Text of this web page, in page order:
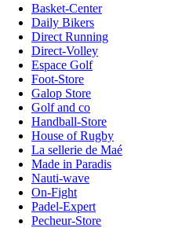
Basket-Center
Daily Bikers
Direct Running
Direct-Volley
Espace Golf
Foot-Store
Galop Store
Golf and co
Handball-Store
House of Rugby
La sellerie de Maé
Made in Paradis
Nauti-wave
On-Fight
Padel-Expert
Pecheur-Store